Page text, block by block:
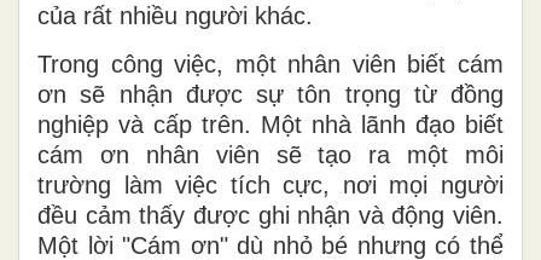
của rất nhiều người khác.
Trong công việc, một nhân viên biết cám
ơn sẽ nhận được sự tôn trọng từ đồng
nghiệp và cấp trên. Một nhà lãnh đạo biết
cám ơn nhân viên sẽ tạo ra một môi
trường làm việc tích cực, nơi mọi người
đều cảm thấy được ghi nhận và động viên.
Một lời "Cám ơn" dù nhỏ bé nhưng có thể